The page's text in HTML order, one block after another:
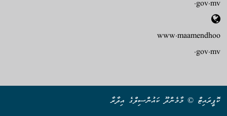
.gov.mv
www.maamendhoo
.gov.mv